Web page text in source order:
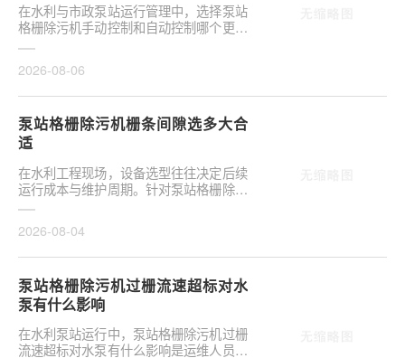
在水利与市政泵站运行管理中，选择泵站
格栅除污机手动控制和自动控制哪个更可
靠，往往是项目决策的关键环节。这并非
2026-08-06
泵站格栅除污机栅条间隙选多大合
适
在水利工程现场，设备选型往往决定后续
运行成本与维护周期。针对泵站格栅除污
机栅条间隙选多大合适，需结合具体工况
2026-08-04
泵站格栅除污机过栅流速超标对水
泵有什么影响
在水利泵站运行中，泵站格栅除污机过栅
流速超标对水泵有什么影响是运维人员关